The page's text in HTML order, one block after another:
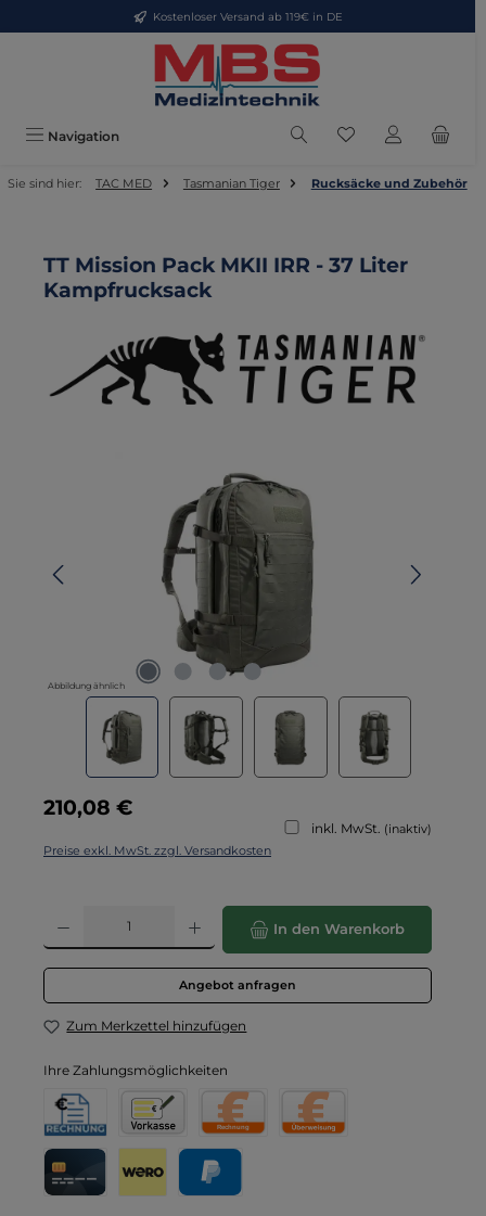
Zum Hauptinhalt springenKostenloser Versand ab 119€ in DE
Navigation Du hast 0
Sie sind hier: TAC MED Tasmanian Tiger Rucksäcke und Zubehör
TT Mission Pack MKII IRR - 37 Liter
Kampfrucksack
Abbildung ähnlich
Regulärer Preis:
210,08 €
inkl. MwSt. (inaktiv)
Preise exkl. MwSt. zzgl. Versandkosten
Produkt Anzahl: Gib den gewünschten Wert ein oder benutze die
In den Warenkorb
Angebot anfragen
Zum Merkzettel hinzufügen
Ihre Zahlungsmöglichkeiten